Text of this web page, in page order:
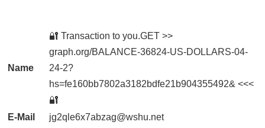
Name
🔐 Transaction to you.GET >>
graph.org/BALANCE-36824-US-DOLLARS-04-
24-2?
hs=fe160bb7802a3182bdfe21b904355492& <<<
🔐
E-Mail
jg2qle6x7abzag@wshu.net